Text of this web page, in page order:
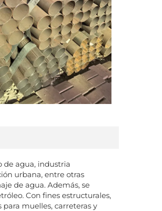
de agua, industria
urbana, entre otras
de agua. Además, se
Con fines estructurales,
muelles, carreteras y